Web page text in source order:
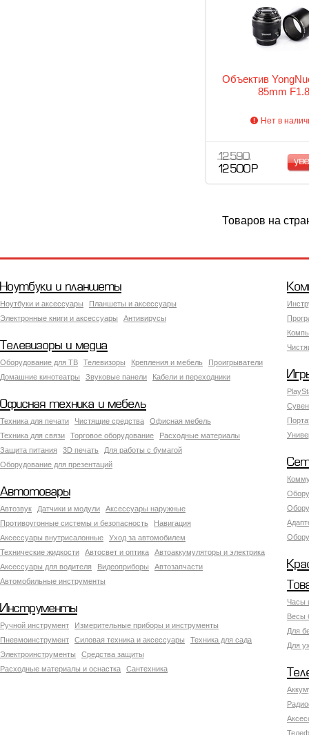
Объектив
85mm F1.8
Нет в
12 590
12 500 Р
Товаров на
Ноутбуки и планшеты
Ноутбуки и аксессуары
Планшеты и аксессуары
Электронные книги и аксессуары
Антивирусы
Телевизоры и медиа
Оборудование для ТВ Телевизоры Крепления и мебель
Проигрыватели
Домашние кинотеатры
Звуковые панели Кабели и переходники
Офисная техника и мебель
Техника для печати Чистящие средства
Офисная мебель
Техника для связи
Торговое оборудование
Расходные материалы
Защита питания
3D печать
Для работы с бумагой
Оборудование для презентаций
Автотовары
Автозвук Датчики и модули
Аксессуары наружные
Противоугонные системы и безопасность
Навигация
Аксесcуары внутрисалонные
Уход за автомобилем
Технические жидкости
Автосвет и оптика
Автоаккумуляторы и электрика
Аксессуары для водителя
Видеоприборы
Автозапчасти
Автомобильные инструменты
Часы
Весы
Для
Для
Инструменты
Ручной инструмент
Измерительные приборы и инструменты
Пневмоинструмент
Силовая техника и аксессуары
Техника для сада
Электроинструменты
Средства защиты
Расходные материалы и оснастка
Сантехника